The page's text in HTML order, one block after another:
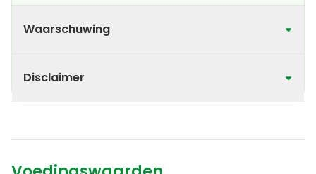
Waarschuwing
Disclaimer